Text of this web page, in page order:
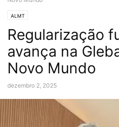
ALMT
Regularização
avança na
Novo Mundo
dezembro 2, 2025